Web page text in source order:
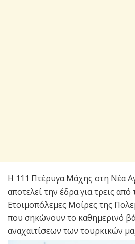
Η 111 Πτέρυγα Μάχης στη Νέα
αποτελεί την έδρα για τρεις από
Ετοιμοπόλεμες Μοίρες της
που σηκώνουν το καθημερινό
αναχαιτίσεων των τουρκικών